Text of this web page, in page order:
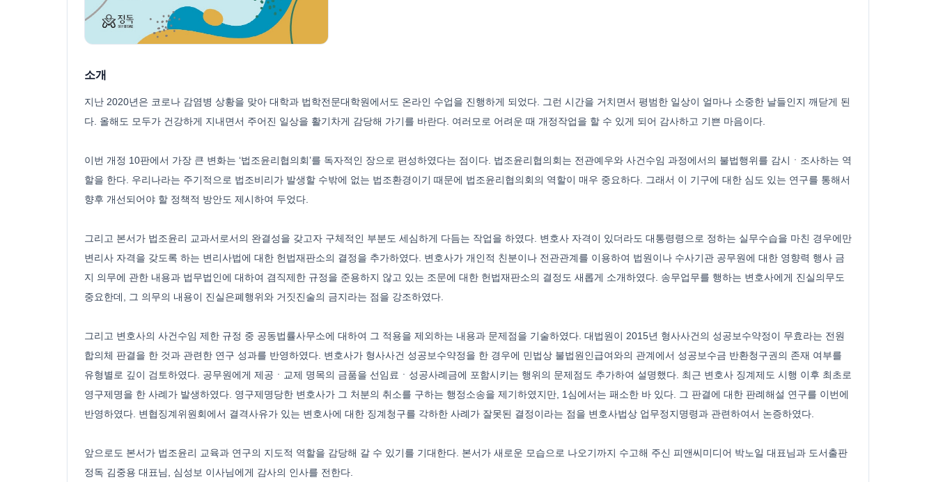
소개
지난 2020년은 코로나 감염병 상황을 맞아 대학과 법학전문대학원에서도 온라인 수업을 진행하게 되었다. 그런 시간을 거치면서 평범한 일상이 얼마나 소중한 날들인지 깨닫게 된
다. 올해도 모두가 건강하게 지내면서 주어진 일상을 활기차게 감당해 가기를 바란다. 여러모로 어려운 때 개정작업을 할 수 있게 되어 감사하고 기쁜 마음이다.
이번 개정 10판에서 가장 큰 변화는 ‘법조윤리협의회’를 독자적인 장으로 편성하였다는 점이다. 법조윤리협의회는 전관예우와 사건수임 과정에서의 불법행위를 감시ㆍ조사하는 역
할을 한다. 우리나라는 주기적으로 법조비리가 발생할 수밖에 없는 법조환경이기 때문에 법조윤리협의회의 역할이 매우 중요하다. 그래서 이 기구에 대한 심도 있는 연구를 통해서
향후 개선되어야 할 정책적 방안도 제시하여 두었다.
그리고 본서가 법조윤리 교과서로서의 완결성을 갖고자 구체적인 부분도 세심하게 다듬는 작업을 하였다. 변호사 자격이 있더라도 대통령령으로 정하는 실무수습을 마친 경우에만
변리사 자격을 갖도록 하는 변리사법에 대한 헌법재판소의 결정을 추가하였다. 변호사가 개인적 친분이나 전관관계를 이용하여 법원이나 수사기관 공무원에 대한 영향력 행사 금
지 의무에 관한 내용과 법무법인에 대하여 겸직제한 규정을 준용하지 않고 있는 조문에 대한 헌법재판소의 결정도 새롭게 소개하였다. 송무업무를 행하는 변호사에게 진실의무도
중요한데, 그 의무의 내용이 진실은폐행위와 거짓진술의 금지라는 점을 강조하였다.
그리고 변호사의 사건수임 제한 규정 중 공동법률사무소에 대하여 그 적용을 제외하는 내용과 문제점을 기술하였다. 대법원이 2015년 형사사건의 성공보수약정이 무효라는 전원
합의체 판결을 한 것과 관련한 연구 성과를 반영하였다. 변호사가 형사사건 성공보수약정을 한 경우에 민법상 불법원인급여와의 관계에서 성공보수금 반환청구권의 존재 여부를
유형별로 깊이 검토하였다. 공무원에게 제공ㆍ교제 명목의 금품을 선임료ㆍ성공사례금에 포함시키는 행위의 문제점도 추가하여 설명했다. 최근 변호사 징계제도 시행 이후 최초로
영구제명을 한 사례가 발생하였다. 영구제명당한 변호사가 그 처분의 취소를 구하는 행정소송을 제기하였지만, 1심에서는 패소한 바 있다. 그 판결에 대한 판례해설 연구를 이번에
반영하였다. 변협징계위원회에서 결격사유가 있는 변호사에 대한 징계청구를 각하한 사례가 잘못된 결정이라는 점을 변호사법상 업무정지명령과 관련하여서 논증하였다.
앞으로도 본서가 법조윤리 교육과 연구의 지도적 역할을 감당해 갈 수 있기를 기대한다. 본서가 새로운 모습으로 나오기까지 수고해 주신 피앤씨미디어 박노일 대표님과 도서출판
정독 김중용 대표님, 심성보 이사님에게 감사의 인사를 전한다.